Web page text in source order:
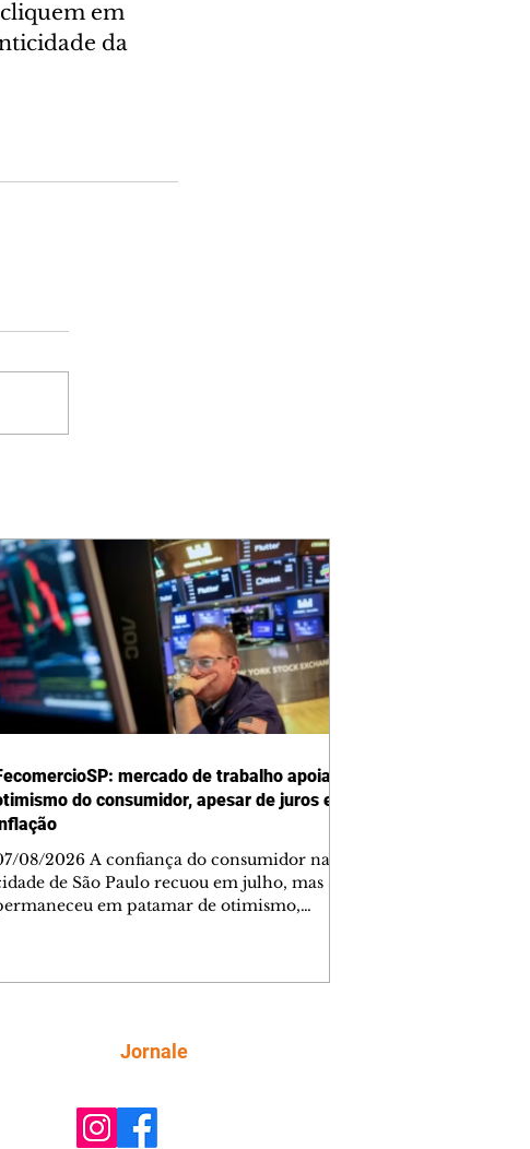
em
da
mercado de trabalho apoia
do consumidor, apesar de juros e
08/2026 A confiança do consumidor na
de São Paulo recuou em julho, mas
em patamar de otimismo,
mais criteriosa nas decisões de compra,
(FecomercioSP). O Índice de Confiança do
Jornale